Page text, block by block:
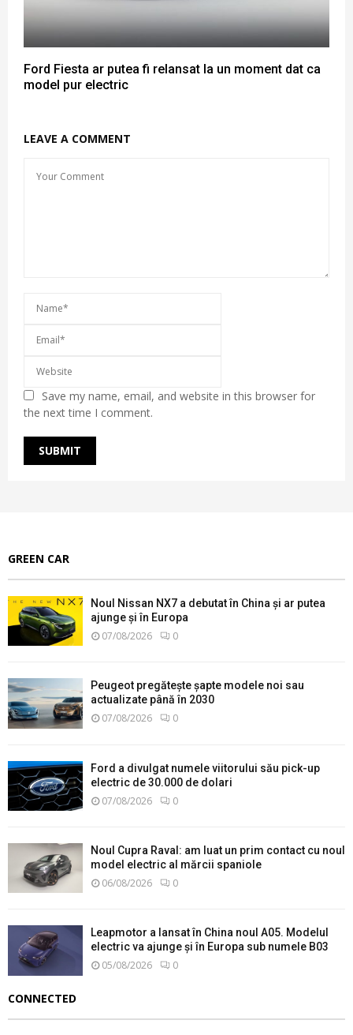
Ford Fiesta ar putea fi relansat la un moment dat ca
model pur electric
LEAVE A COMMENT
Save my name, email, and website in this browser for
the next time I comment.
GREEN CAR
Noul Nissan NX7 a debutat în China și ar putea
ajunge și în Europa
07/08/2026 0
Peugeot pregătește șapte modele noi sau
actualizate până în 2030
07/08/2026 0
Ford a divulgat numele viitorului său pick-up
electric de 30.000 de dolari
07/08/2026 0
Noul Cupra Raval: am luat un prim contact cu noul
model electric al mărcii spaniole
06/08/2026 0
Leapmotor a lansat în China noul A05. Modelul
electric va ajunge și în Europa sub numele B03
05/08/2026 0
CONNECTED